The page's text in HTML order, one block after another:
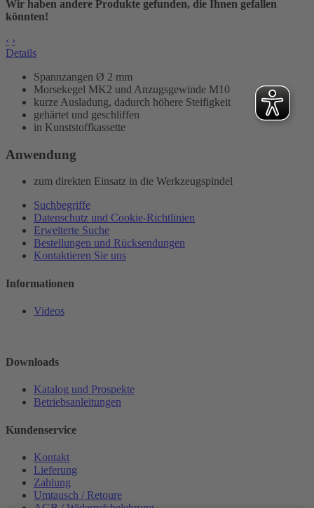
Wir haben andere Produkte gefunden, die Ihnen gefallen
könnten!
‹ ›
Details
Spannzangen Ø 2 mm
Morsekegel MK2 und Anzugsgewinde M10
kurze Ausladung, dadurch höhere Steifigkeit
gehärtet und geschliffen
in Kunststoffkassette
Anwendung
zum direkten Einsatz in die Werkzeugspindel
Suchbegriffe
Datenschutz und Cookie-Richtlinien
Erweiterte Suche
Bestellungen und Rücksendungen
Kontaktieren Sie uns
Informationen
Videos
Downloads
Katalog und Prospekte
Betriebsanleitungen
Kundenservice
Kontakt
Lieferung
Zahlung
Umtausch / Retoure